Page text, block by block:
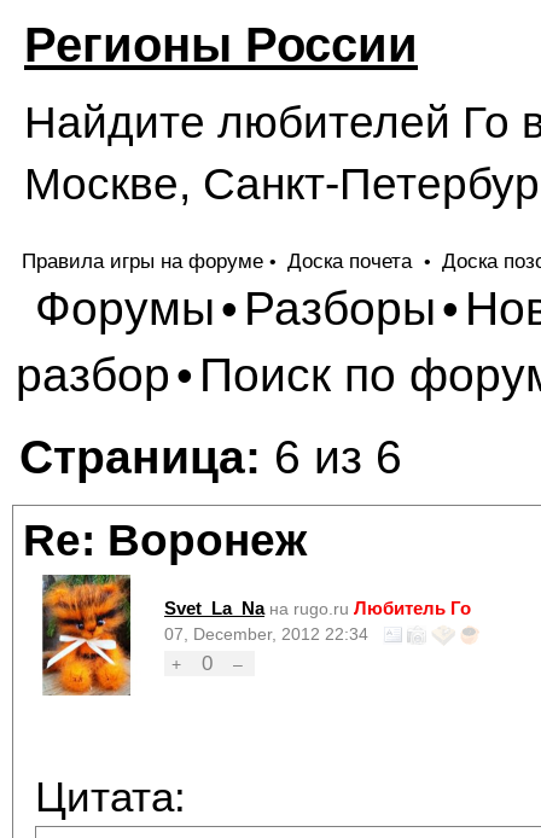
Регионы России
Найдите любителей Го
Москве, Санкт-
Правила игры на форуме • Доска почета • Доска
Форумы• Разборы•
разбор• Поиск по
Страница: 6 из 6
Re: Воронеж
Svet_La_Na на rugo.ru Любитель Го
07, December, 2012 22:34
+
0 –
Цитата: